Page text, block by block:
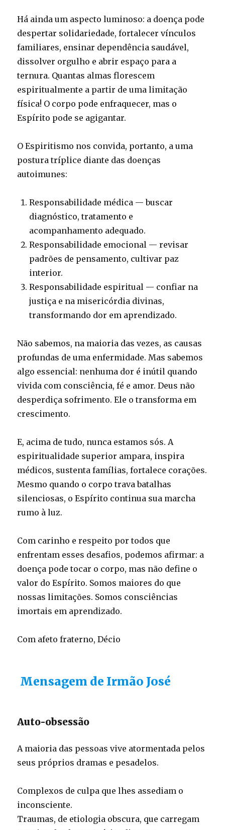
Há ainda um aspecto luminoso: a doença pode
despertar solidariedade, fortalecer vínculos
familiares, ensinar dependência saudável,
dissolver orgulho e abrir espaço para a
ternura. Quantas almas florescem
espiritualmente a partir de uma limitação
física! O corpo pode enfraquecer, mas o
Espírito pode se agigantar.
O Espiritismo nos convida, portanto, a uma
postura tríplice diante das doenças
autoimunes:
Responsabilidade médica — buscar
diagnóstico, tratamento e
acompanhamento adequado.
Responsabilidade emocional — revisar
padrões de pensamento, cultivar paz
interior.
Responsabilidade espiritual — confiar na
justiça e na misericórdia divinas,
transformando dor em aprendizado.
Não sabemos, na maioria das vezes, as causas
profundas de uma enfermidade. Mas sabemos
algo essencial: nenhuma dor é inútil quando
vivida com consciência, fé e amor. Deus não
desperdiça sofrimento. Ele o transforma em
crescimento.
E, acima de tudo, nunca estamos sós. A
espiritualidade superior ampara, inspira
médicos, sustenta famílias, fortalece corações.
Mesmo quando o corpo trava batalhas
silenciosas, o Espírito continua sua marcha
rumo à luz.
Com carinho e respeito por todos que
enfrentam esses desafios, podemos afirmar: a
doença pode tocar o corpo, mas não define o
valor do Espírito. Somos maiores do que
nossas limitações. Somos consciências
imortais em aprendizado.
Com afeto fraterno, Décio
Mensagem de Irmão José
Auto-obsessão
A maioria das pessoas vive atormentada pelos
seus próprios dramas e pesadelos.
Complexos de culpa que lhes assediam o
inconsciente.
Traumas, de etiologia obscura, que carregam